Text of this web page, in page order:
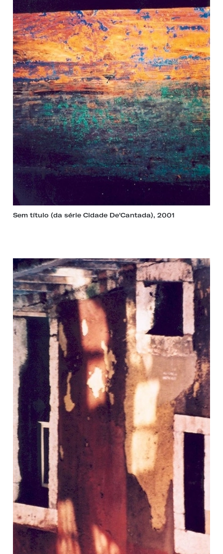
Sem título (da série Cidade De'Cantada), 2001